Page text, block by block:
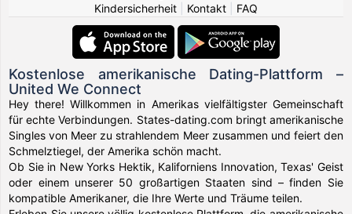
Kindersicherheit
Kontakt FAQ
Kostenlose amerikanische Dating-Plattform –
United We Connect
Hey there! Willkommen in Amerikas vielfältigster Gemeinschaft
für echte Verbindungen. States-dating.com bringt amerikanische
Singles von Meer zu strahlendem Meer zusammen und feiert den
Schmelztiegel, der Amerika schön macht.
Ob Sie in New Yorks Hektik, Kaliforniens Innovation, Texas' Geist
oder einem unserer 50 großartigen Staaten sind – finden Sie
kompatible Amerikaner, die Ihre Werte und Träume teilen.